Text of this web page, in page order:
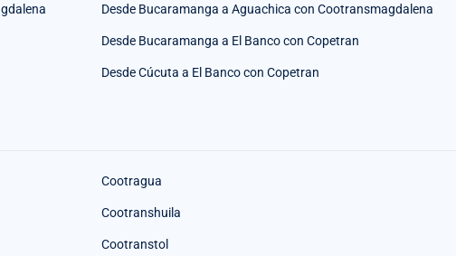
Desde Bucaramanga a Aguachica con Cootransmagdalena
Desde Bucaramanga a El Banco con Copetran
Desde Cúcuta a El Banco con Copetran
Cootragua
Cootranshuila
Cootranstol